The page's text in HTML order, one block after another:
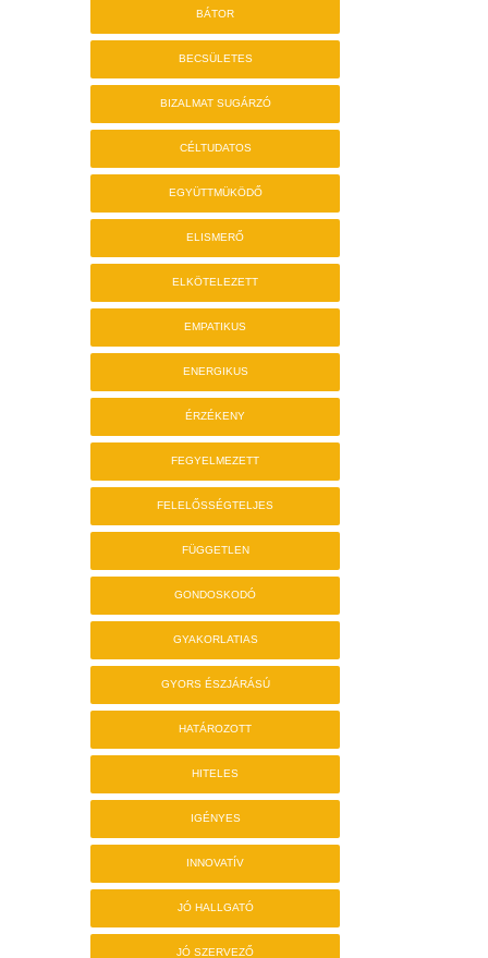
BÁTOR
BECSÜLETES
BIZALMAT SUGÁRZÓ
CÉLTUDATOS
EGYÜTTMÜKÖDŐ
ELISMERŐ
ELKÖTELEZETT
EMPATIKUS
ENERGIKUS
ÉRZÉKENY
FEGYELMEZETT
FELELŐSSÉGTELJES
FÜGGETLEN
GONDOSKODÓ
GYAKORLATIAS
GYORS ÉSZJÁRÁSÚ
HATÁROZOTT
HITELES
IGÉNYES
INNOVATÍV
JÓ HALLGATÓ
JÓ SZERVEZŐ